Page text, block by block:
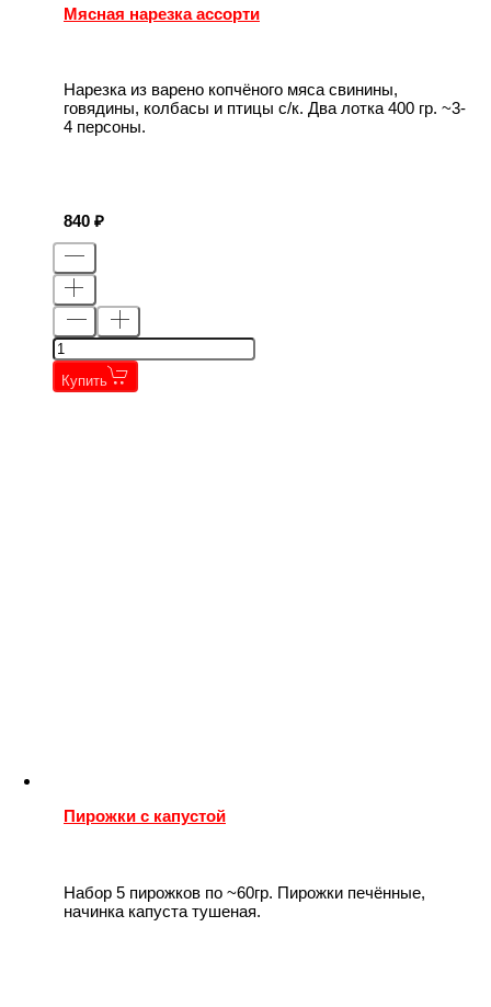
Мясная нарезка ассорти
Нарезка из варено копчёного мяса свинины,
говядины, колбасы и птицы с/к. Два лотка 400 гр. ~3-
4 персоны.
840
Купить
Пирожки с капустой
Набор 5 пирожков по ~60гр. Пирожки печённые,
начинка капуста тушеная.